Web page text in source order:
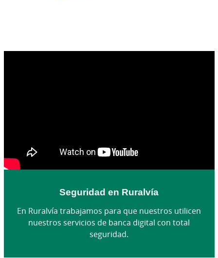
Seguridad en Ruralvía
En Ruralvía trabajamos para que nuestros utilicen
nuestros servicios de banca digital con total
seguridad.